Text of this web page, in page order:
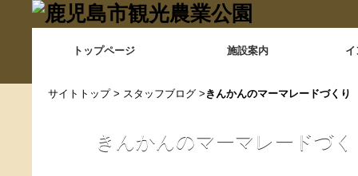
トップページ 施設案内
サイトトップ> スタッフブログ > きんかんのマーマレードづくり
きんかんのマーマレードづ